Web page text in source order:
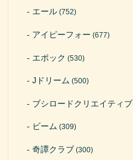
エール (752)
アイピーフォー (677)
エポック (530)
Jドリーム (500)
ブシロードクリエイティブ
ビーム (309)
奇譚クラブ (300)